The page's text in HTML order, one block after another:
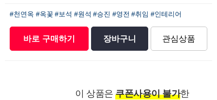
#천연옥 #옥꽃 #보석 #원석 #승진 #영전 #취임 #인테리어
바로 구매하기 장바구니 관심상품
이 상품은 쿠폰사용이 불가한